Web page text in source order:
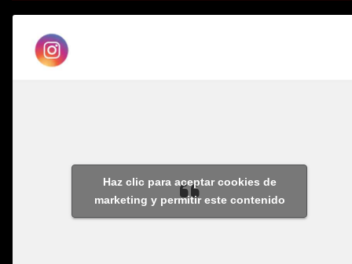
Haz clic para aceptar cookies de
marketing y permitir este contenido